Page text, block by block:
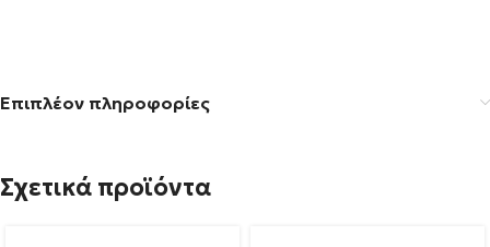
Επιπλέον πληροφορίες
Σχετικά προϊόντα